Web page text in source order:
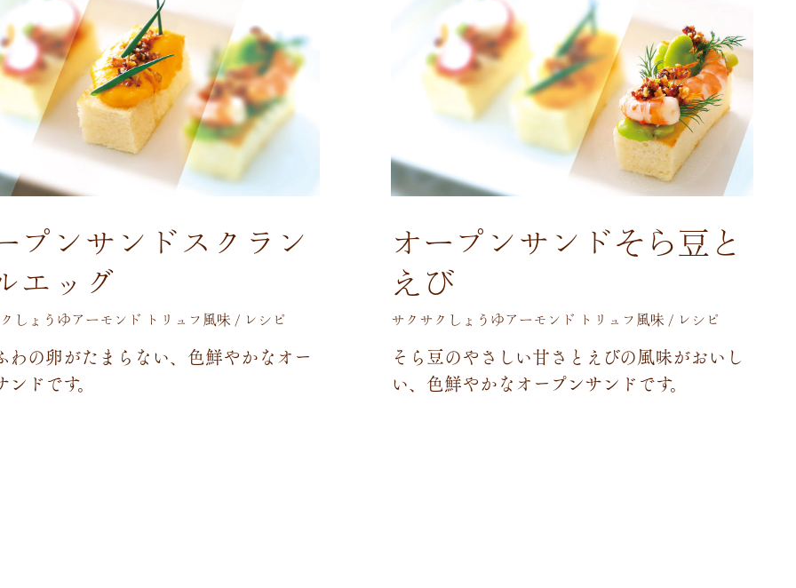
プンサンドスクラン
エッグ
しょうゆアーモンド トリュフ風味 / レシピ
わの卵がたま ら ない、 色鮮やかなオー
ン ドです。
オープンサンドそら豆と
えび
サクサクしょうゆアーモンド トリュフ風味 / レシピ
そ ら豆のやさ しい甘さ と えびの風味がおい し
い、 色鮮やかなオープンサン ドです。